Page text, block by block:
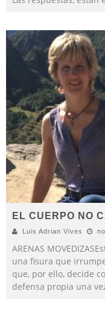
EL CUERPO NO
Luis Adrian Vives
ARENAS
una fisura que
que, por ello, decide
defensa propia una